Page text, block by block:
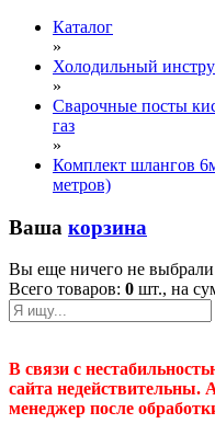
Каталог
»
Холодильный
»
Сварочные посты
газ
»
Комплект шлангов
метров)
Ваша корзина
Вы еще ничего не выбрали
Всего товаров: 0 шт., на
В связи с
сайта
менеджер после